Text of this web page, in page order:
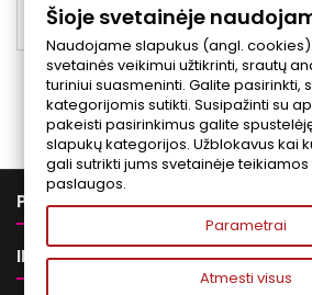
aplinkos poveikiui. Kremo atspalvis
 Yra sandėlyje
PREKĖS
INFORMACIJA
Šioje svetainėje
Naudojame slapukus (angl.
svetainės veikimui užtikrinti, srautų
turiniui suasmeninti. Galite pasirinkti,
kategorijomis sutikti. Susipažinti su
pakeisti pasirinkimus galite
slapukų kategorijos. Užblokavus kai
gali sutrikti jums svetainėje
paslaugos.
Parametrai
Atmesti visus